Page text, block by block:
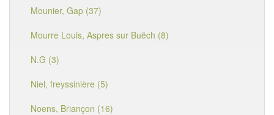
Mounier, Gap (37)
Mourre Louis, Aspres sur Buëch (8)
N.G (3)
Niel, freyssinière (5)
Noens, Briançon (16)